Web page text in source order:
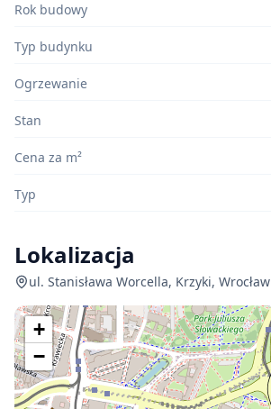
Rok budowy
Typ budynku
Ogrzewanie
Stan
Cena za m²
Typ
Lokalizacja
ul. Stanisława Worcella, Krzyki, Wrocław
+
−